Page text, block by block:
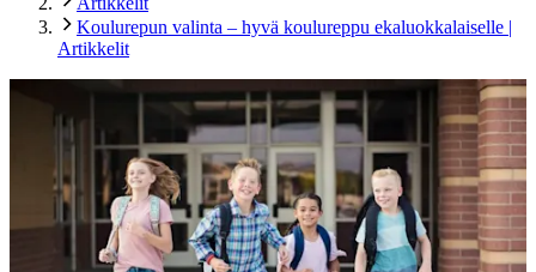
Koulurepun valinta – hyvä koulureppu ekaluokkalaiselle |
Artikkelit